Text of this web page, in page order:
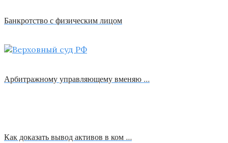
Банкротство с физическим лицом
Арбитражному управляющему вменяю …
Как доказать вывод активов в ком …